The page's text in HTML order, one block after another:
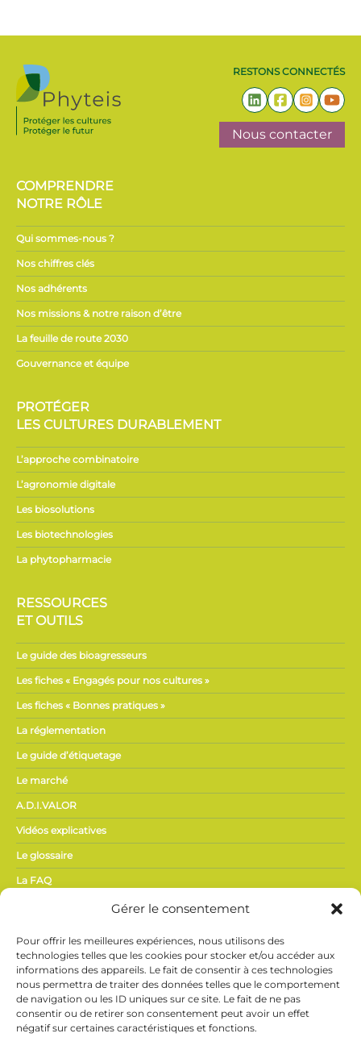
Gérer le consentement
Pour offrir les meilleures expériences, nous utilisons des
technologies telles que les cookies pour stocker et/ou accéder aux
informations des appareils. Le fait de consentir à ces technologies
nous permettra de traiter des données telles que le comportement
de navigation ou les ID uniques sur ce site. Le fait de ne pas
consentir ou de retirer son consentement peut avoir un effet
négatif sur certaines caractéristiques et fonctions.
RESTONS CONNECTÉS
Nous contacter
COMPRENDRE
NOTRE RÔLE
Qui sommes-nous ?
Nos chiffres clés
Nos adhérents
Nos missions & notre raison d’être
La feuille de route 2030
Gouvernance et équipe
PROTÉGER
LES CULTURES DURABLEMENT
L’approche combinatoire
L’agronomie digitale
Les biosolutions
Les biotechnologies
La phytopharmacie
RESSOURCES
ET OUTILS
Le guide des bioagresseurs
Les fiches « Engagés pour nos cultures »
Les fiches « Bonnes pratiques »
La réglementation
Le guide d’étiquetage
Le marché
A.D.I.VALOR
Vidéos explicatives
Le glossaire
La FAQ
PRESSE
Actualités du secteur
Espace presse
Vidéothèque